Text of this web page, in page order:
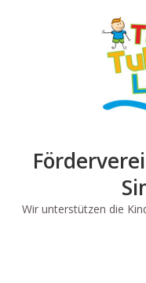
Wir unterstützen die